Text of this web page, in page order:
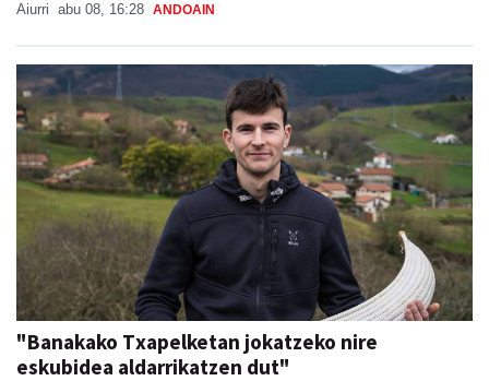
Aiurri abu 08, 16:28 ANDOAIN
"Banakako Txapelketan jokatzeko nire
eskubidea aldarrikatzen dut"